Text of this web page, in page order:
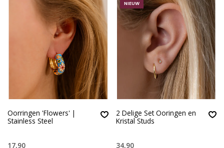
Oorringen 'Flowers' |
Stainless Steel
17,90
NIEUW
2 Delige Set Ooringen en
Kristal Studs
34,90